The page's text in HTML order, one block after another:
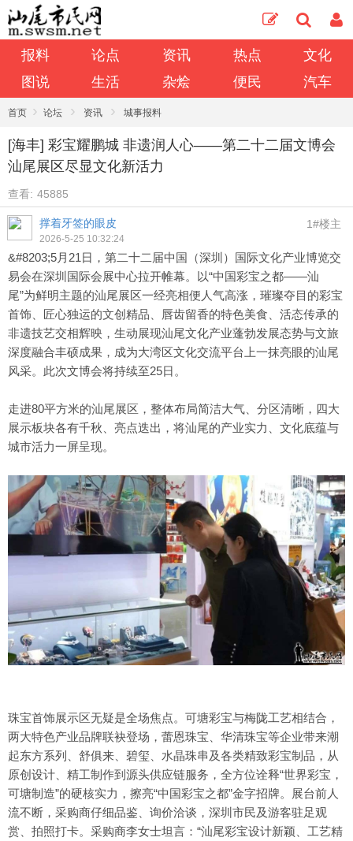
报料 论点 资讯 热点
文化
图说
生活 杂烩 便民 汽车
首页 › 论坛 › 资讯 › 城事报料
[海丰] 彩宝耀鹏城 非遗润人心——第二十二届文博会
汕尾展区尽显文化新活力
查看: 45885
撑着牙签的眼皮
2026-5-25 10:32:24
1#楼主
&#8203;5月21日，第二十二届中国（深圳）国际文化产业博览交
易会在深圳国际会展中心拉开帷幕。以“中国彩宝之都——汕
尾”为鲜明主题的汕尾展区一经亮相便人气高涨，璀璨夺目的彩宝
首饰、匠心独运的文创精品、唇齿留香的特色美食、活态传承的
非遗技艺交相辉映，生动展现汕尾文化产业蓬勃发展态势与文旅
深度融合丰硕成果，成为大湾区文化交流平台上一抹亮眼的汕尾
风采。此次文博会将持续至25日。
走进80平方米的汕尾展区，整体布局简洁大气、分区清晰，四大
展示板块各有千秋、亮点迭出，将汕尾的产业实力、文化底蕴与
城市活力一屏呈现。
珠宝首饰展示区无疑是全场焦点。可塘彩宝与梅陇工艺相结合，
两大特色产业品牌联袂登场，蕾恩珠宝、华清珠宝等企业带来潮
起东方系列、舒俱来、碧玺、水晶珠串及各类精致彩宝制品，从
原创设计、精工制作到源头供应链服务，全方位诠释“世界彩宝，
可塘制造”的硬核实力，擦亮“中国彩宝之都”金字招牌。展台前人
流不断，采购商仔细品鉴、询价洽谈，深圳市民及游客驻足观
赏、拍照打卡。采购商李女士坦言：“汕尾彩宝设计新颖、工艺精